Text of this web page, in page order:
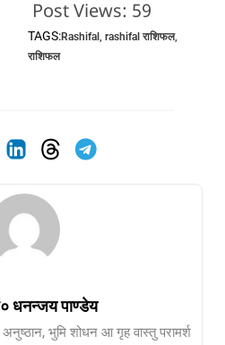
Post Views: 59
TAGS:Rashifal , rashifal राशिफल,
राशिफल
धनन्जय पाण्डेय
अनुष्ठान, भुमि शोधन आ गृह वास्तु परामर्श